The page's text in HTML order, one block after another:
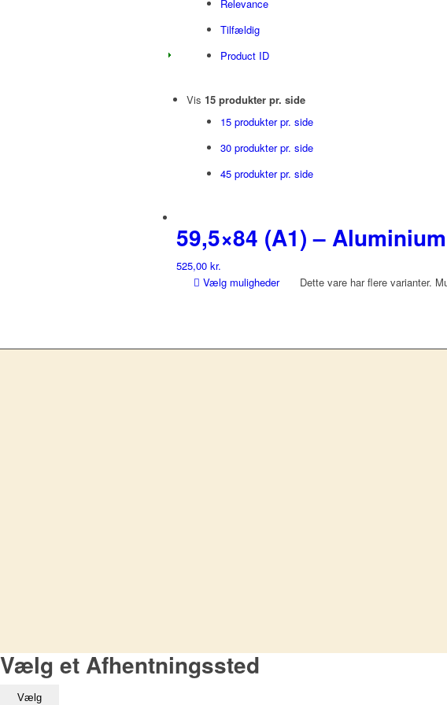
Relevance
Tilfældig
Product ID
Vis 15 produkter pr. side
15 produkter pr. side
30 produkter pr. side
45 produkter pr. side
59,5×84 (A1) – Aluminium
525,00 kr.
Vælg muligheder
Dette vare har flere varianter.
Vælg et Afhentningssted
Vælg